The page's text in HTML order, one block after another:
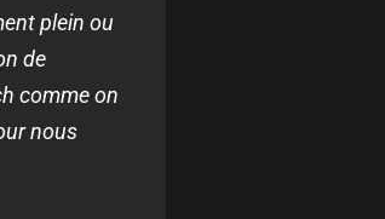
plein ou
de
comme on
nous